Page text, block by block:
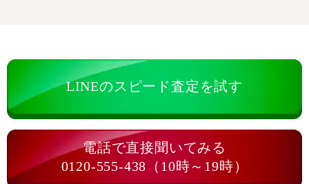
LINEのスピード査定を試す
電話で直接聞いてみる
0120-555-438（10時～19時）